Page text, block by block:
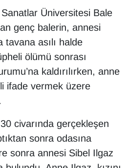
Üniversitesi Bale
genç balerin, annesi
tavana asılı halde
ölümü sonrası
kaldırılırken, anne
ifade vermek üzere
civarında gerçekleşen
sonra odasına
sonra annesi Sibel Ilgaz